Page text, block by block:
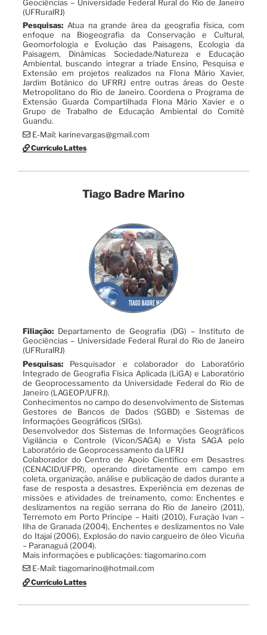
Geociências – Universidade Federal Rural do Rio de Janeiro
(UFRuralRJ)
Pesquisas: Atua na grande área da geografia física, com
enfoque na Biogeografia da Conservação e Cultural,
Geomorfologia e Evolução das Paisagens, Ecologia da
Paisagem, Dinâmicas Sociedade/Natureza e Educação
Ambiental, buscando integrar a tríade Ensino, Pesquisa e
Extensão em projetos realizados na Flona Mário Xavier,
Jardim Botânico do UFRRJ entre outras áreas do Oeste
Metropolitano do Rio de Janeiro. Coordena o Programa de
Extensão Guarda Compartilhada Flona Mário Xavier e o
Grupo de Trabalho de Educação Ambiental do Comitê
Guandu.
E-Mail: karinevargas@gmail.com
Currículo Lattes
Tiago Badre Marino
Filiação: Departamento de Geografia (DG) – Instituto de
Geociências – Universidade Federal Rural do Rio de Janeiro
(UFRuralRJ)
Pesquisas: Pesquisador e colaborador do Laboratório
Integrado de Geografia Física Aplicada (LiGA) e Laboratório
de Geoprocessamento da Universidade Federal do Rio de
Janeiro (LAGEOP/UFRJ).
Conhecimentos no campo do desenvolvimento de Sistemas
Gestores de Bancos de Dados (SGBD) e Sistemas de
Informações Geográficos (SIGs).
Desenvolvedor dos Sistemas de Informações Geográficos
Vigilância e Controle (Vicon/SAGA) e Vista SAGA pelo
Laboratório de Geoprocessamento da UFRJ
Colaborador do Centro de Apoio Científico em Desastres
(CENACID/UFPR), operando diretamente em campo em
coleta, organização, análise e publicação de dados durante a
fase de resposta a desastres. Experiência em dezenas de
missões e atividades de treinamento, como: Enchentes e
deslizamentos na região serrana do Rio de Janeiro (2011),
Terremoto em Porto Príncipe – Haiti (2010), Furação Ivan –
Ilha de Granada (2004), Enchentes e deslizamentos no Vale
do Itajaí (2006), Explosão do navio cargueiro de óleo Vicuña
– Paranaguá (2004).
Mais informações e publicações: tiagomarino.com
E-Mail: tiagomarino@hotmail.com
Currículo Lattes